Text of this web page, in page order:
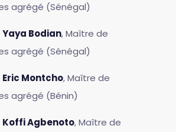
agrégé (Sénégal)
Yaya Bodian, Maître de
agrégé (Sénégal)
Eric Montcho, Maître de
agrégé (Bénin)
Koffi Agbenoto, Maître de